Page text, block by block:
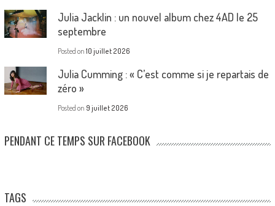
Julia Jacklin : un nouvel album chez 4AD le 25
septembre
Posted on 10 juillet 2026
Julia Cumming : « C’est comme si je repartais de
zéro »
Posted on 9 juillet 2026
PENDANT CE TEMPS SUR FACEBOOK
TAGS